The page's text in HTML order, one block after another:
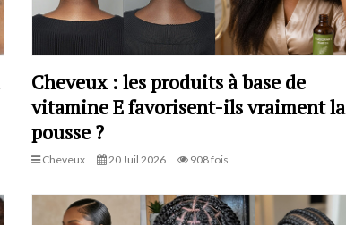
Cheveux : les produits à base de
vitamine E favorisent-ils vraiment la
pousse ?
Cheveux 20 Juil 2026 908 fois